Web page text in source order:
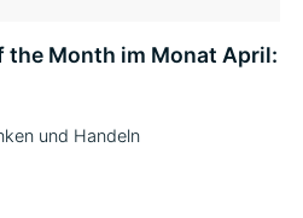
the Month im Monat April:
und Handeln